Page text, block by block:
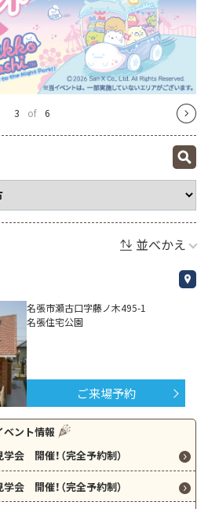
4 of 6
並べかえ
名張市瀬古口字藤ノ木495-1
名張住宅公園
ご来場予約
ベント情報
会 開催！（完全予約制）
会 開催！（完全予約制）